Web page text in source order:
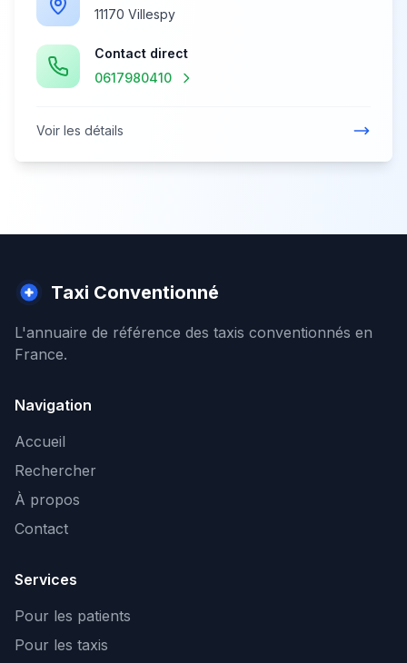
11170 Villespy
Contact direct
0617980410
Voir les détails
Taxi Conventionné
L'annuaire de référence des taxis conventionnés en
France.
Navigation
Accueil
Rechercher
À propos
Contact
Services
Pour les patients
Pour les taxis